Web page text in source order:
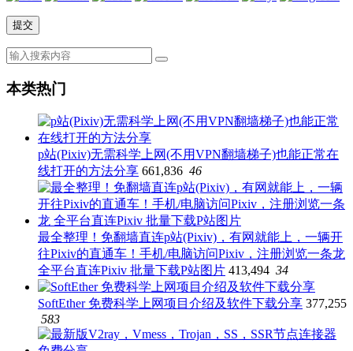
本类热门
p站(Pixiv)无需科学上网(不用VPN翻墙梯子)也能正常在
线打开的方法分享 661,836 46
最全整理！免翻墙直连p站(Pixiv)，有网就能上，一辆开
往Pixiv的直通车！手机/电脑访问Pixiv，注册浏览一条龙
全平台直连Pixiv 批量下载P站图片 413,494 34
SoftEther 免费科学上网项目介绍及软件下载分享 377,255
583